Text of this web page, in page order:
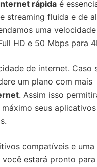
rápida é
streaming fluida e de
uma
HD e 50 Mbps para
de internet. Caso
um plano com mais
. Assim isso
seus
compatíveis e uma
estará pronto